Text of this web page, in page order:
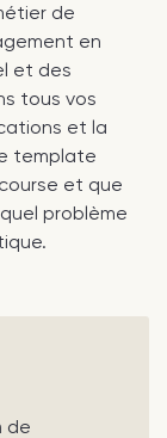
de
en
et des
tous vos
et la
template
et que
problème
de